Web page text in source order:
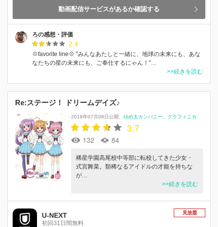
動画配信サービスがあるか確認する
ろの感想・評価
2.4
💠favorite line💠 "みんなあたしと一緒に、地球の未来にも、あな
なたちの星の未来にも、ご奉仕するにゃん！"…
>>続きを読む
Re:ステージ！ ドリームデイズ♪
2019年07月08日公開 ゆめ太カンパニー グラフィニカ
3.7
132 84
稀星学園高尾校中等部に転校してきた少女・
式宮舞菜。類稀なるアイドルの才能を持ちな
が…
>>続きを読む
U-NEXT
初回31日間無料
見放題